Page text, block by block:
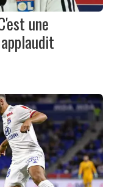
une